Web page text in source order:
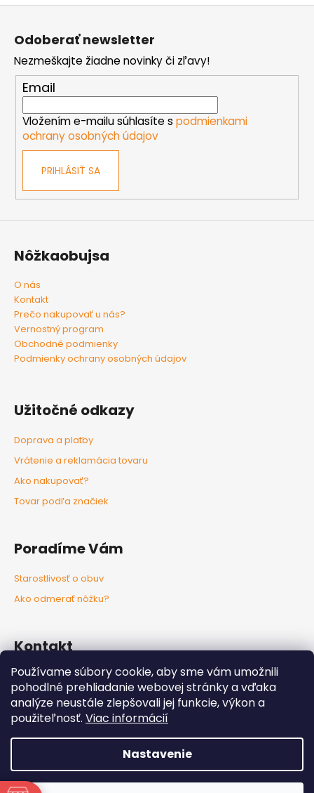
Používame súbory cookie, aby sme vám umožnili
pohodlné prehliadanie webovej stránky a vďaka
analýze neustále zlepšovali jej funkcie, výkon a
použiteľnosť. Viac informácií
Nastavenie
Odoberať newsletter
Nezmeškajte žiadne novinky či zľavy!
Email
Vložením e-mailu súhlasíte s podmienkami
ochrany osobných údajov
PRIHLÁSIŤ SA
Nôžkaobujsa
O nás
Kontakt
Prečo nakupovať u nás?
Vernostný program
Obchodné podmienky
Podmienky ochrany osobných údajov
Užitočné odkazy
Doprava a platby
Vrátenie a reklamácia tovaru
Ako nakupovať?
Tovar podľa značiek
Poradíme Vám
Starostlivosť o obuv
Ako odmerať nôžku?
Kontakt
info@nozkaobujsa.sk
+421907383063
Nozkaobujsa.sk
Nozkaobujsa
Copyright 2026Nôžkaobujsa. Všetky práva vyhradené.